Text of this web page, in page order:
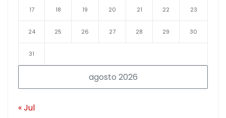
agosto 2026
17 18 19 20 21 22 23
24 25 26 27 28 29 30
31
« Jul